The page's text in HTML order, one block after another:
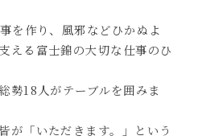
を作り、風邪などひかぬよ
える富士錦の大切な仕事のひ
勢18人がテーブルを囲みま
が「いただきます。」という